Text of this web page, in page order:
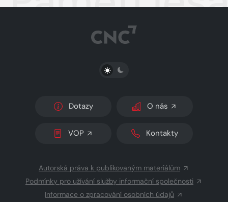
PŘEPNOUT SVĚTLÝ/TMAVÝ REŽIM
Dotazy O nás
VOP Kontakty
Autorská práva k publikovaným materiálům
Podmínky pro užívání služby informační společnosti
Informace o zpracování osobních údajů